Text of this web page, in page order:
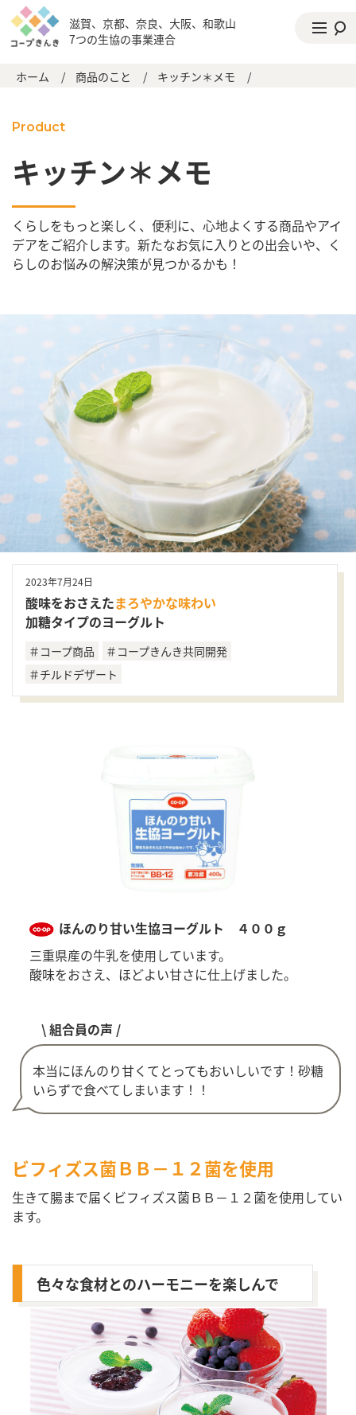
滋賀、京都、奈良、大阪、和歌山
7つの生協の事業連合
ホーム / 商品のこと / キッチン＊メモ /
Product
キッチン＊メモ
くらしをもっと楽しく、便利に、心地よくする商品やアイ
デアをご紹介します。新たなお気に入りとの出会いや、く
らしのお悩みの解決策が見つかるかも！
2023年7月24日
酸味をおさえたまろやかな味わい
加糖タイプのヨーグルト
＃コープ商品
＃コープきんき共同開発
＃チルドデザート
ほんのり甘い生協ヨーグルト ４００ｇ
三重県産の牛乳を使用しています。
酸味をおさえ、ほどよい甘さに仕上げました。
\ 組合員の声 /
本当にほんのり甘くてとってもおいしいです！砂糖
いらずで食べてしまいます！！
ビフィズス菌ＢＢ－１２菌を使用
生きて腸まで届くビフィズス菌ＢＢ－１２菌を使用してい
ます。
色々な食材とのハーモニーを楽しんで